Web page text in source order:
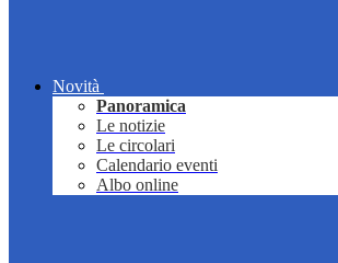
Novità
Panoramica
Le notizie
Le circolari
Calendario eventi
Albo online